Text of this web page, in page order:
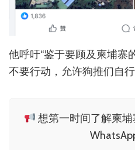
他呼吁“鉴于要顾及柬埔寨
不要行动，允许狗推们自行
想第一时间了解柬